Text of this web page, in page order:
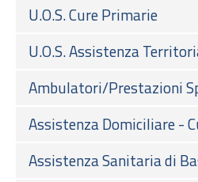
U.O.S. Cure Primarie
U.O.S. Assistenza
Ambulatori/Prestazioni
Assistenza Domiciliare -
Assistenza Sanitaria di